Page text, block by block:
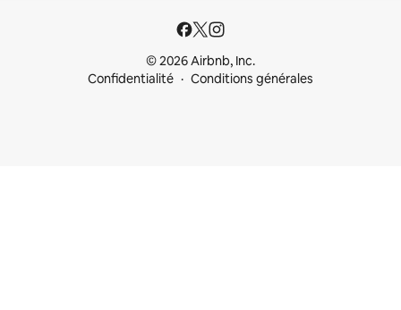
© 2026 Airbnb, Inc.
Confidentialité
Conditions générales